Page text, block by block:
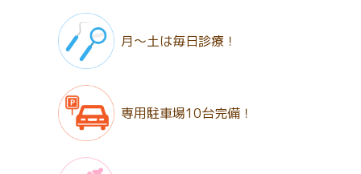
月〜土は毎日診療！
専用駐車場10台完備！